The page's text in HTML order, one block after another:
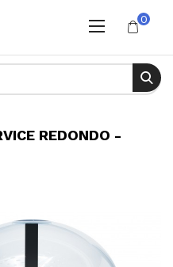
0
REDONDO -